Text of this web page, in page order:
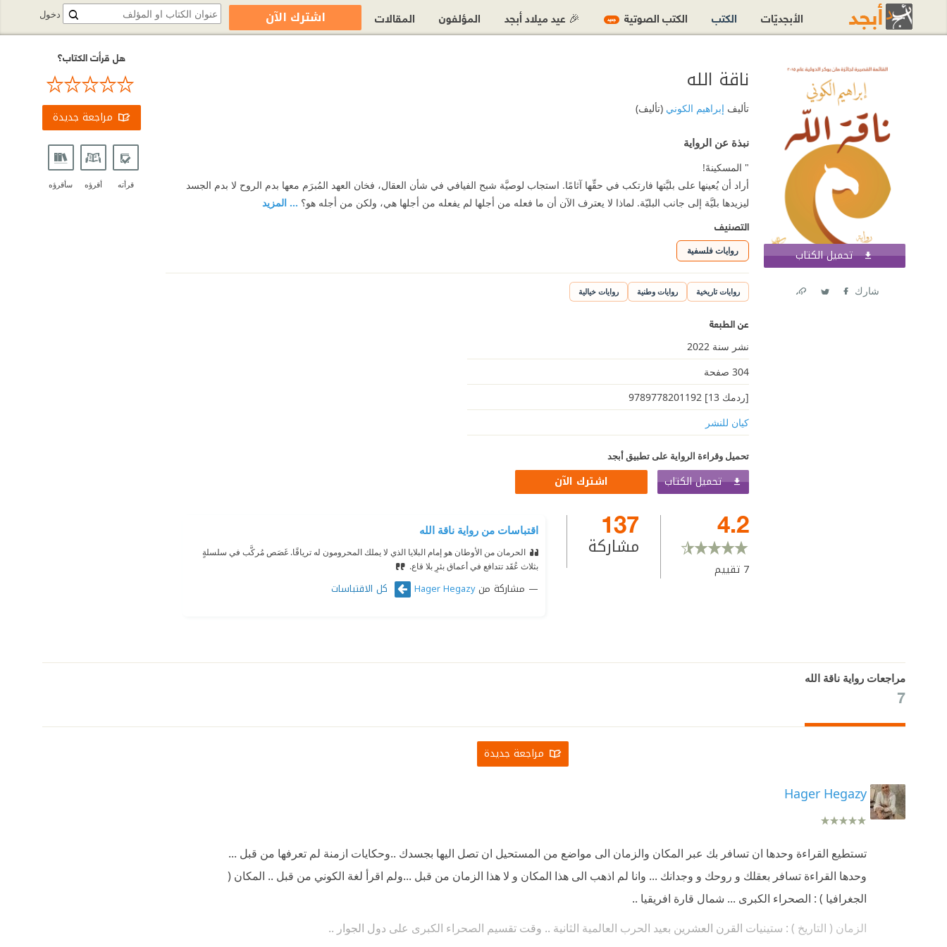
تحميل الكتاب اشترك الآن
شارك
ناقة الله⁩
تأليف إبراهيم الكوني(تأليف)
نبذة عن الرواية
" المسكينةَ!
أراد أن يُعينها على بليَّتها فارتكب في حقِّها آثامًا. استجاب لوصيَّة شبح الفيافي في شأن العقال، فخان العهد المُبرَم معها بدم الروح لا بدم الجسد
ليزيدها بليَّة إلى جانب البليّة. لماذا لا يعترف الآن أن ما فعله من أجلها لم يفعله من أجلها هي، ولكن من أجله هو؟ ... المزيد
التصنيف
روايات فلسفية
روايات تاريخية روايات وطنية روايات خيالية
عن الطبعة
نشر سنة 2022
304 صفحة
[ردمك 13] 9789778201192
كيان للنشر
تحميل وقراءة الرواية على تطبيق أبجد
تحميل الكتاب اشترك الآن
4.2
7 تقييم
137
مشاركة
اقتباسات من رواية ناقة الله⁩
الحرمان من الأوطان هو إمام البلايا الذي لا يملك المحرومون له ترياقًا. غَصَص مُركَّب في سلسلةٍ
بثلاث عُقَد تتدافع في أعماق بئرٍ بلا قاع.
مشاركة منHager Hegazy كل الاقتباسات
هل قرأت الكتاب؟
مراجعة جديدة
قرأته أقرؤه سأقرؤه
مراجعات رواية ناقة الله⁩
7
مراجعة جديدة
Hager Hegazy
تستطيع القراءة وحدها ان تسافر بك عبر المكان والزمان الى مواضع من المستحيل ان تصل اليها بجسدك ..وحكايات ازمنة لم تعرفها من قبل ...
وحدها القراءة تسافر بعقلك و روحك و وجدانك ... وانا لم اذهب الى هذا المكان و لا هذا الزمان من قبل ...ولم اقرأ لغة الكوني من قبل .. المكان (
الجغرافيا ) : الصحراء الكبرى ... شمال قارة افريقيا ..
الزمان ( التاريخ ) : ستينيات القرن العشرين بعيد الحرب العالمية الثانية .. وقت تقسيم الصحراء الكبرى على دول الجوار ..
دخول الأبجديّات الكتب الكتب الصوتية جديد 🎉 عيد ميلاد أبجد المؤلفون المقالات اشترك الآن